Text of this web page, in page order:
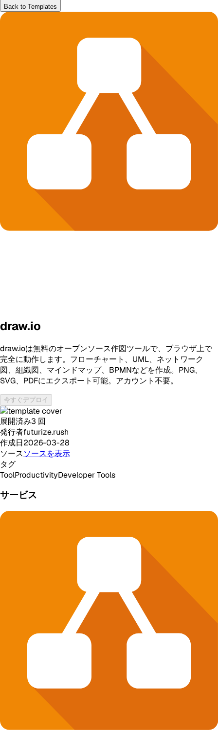
Back to Templates
draw.io
draw.ioは無料のオープンソース作図ツールで、ブラウザ上で
完全に動作します。フローチャート、UML、ネットワーク
図、組織図、マインドマップ、BPMNなどを作成。PNG、
SVG、PDFにエクスポート可能。アカウント不要。
今すぐデプロイ
展開済み3 回
発行者futurize.rush
作成日2026-03-28
ソースソースを表示
タグ
ToolProductivityDeveloper Tools
サービス